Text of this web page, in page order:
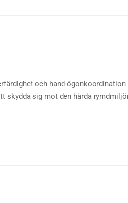
och hand-
sig mot den hårda